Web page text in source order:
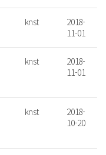
knst
2018-
11-01
knst
2018-
11-01
knst
2018-
10-20